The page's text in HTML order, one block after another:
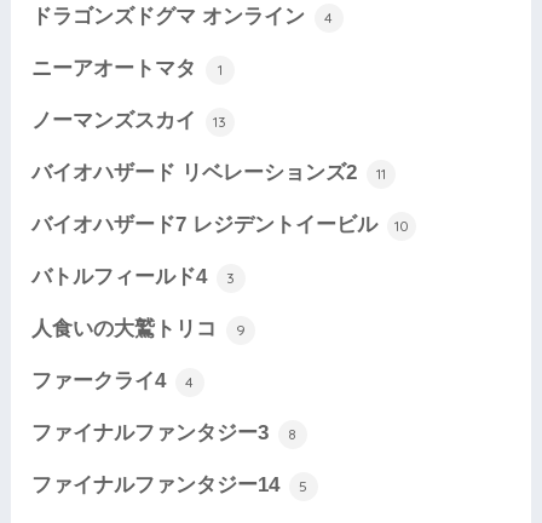
ドラゴンズドグマ オンライン 4
ニーアオートマタ 1
ノーマンズスカイ 13
バイオハザード リベレーションズ2 11
バイオハザード7 レジデントイービル 10
バトルフィールド4 3
人食いの大鷲トリコ 9
ファークライ4 4
ファイナルファンタジー3 8
ファイナルファンタジー14 5